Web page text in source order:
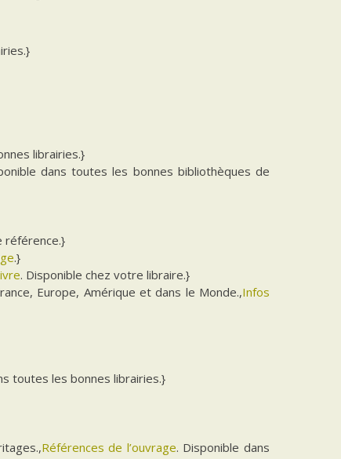
librairies.}
dans toutes les bonnes bibliothèques de
référence.}
.}
. Disponible chez votre libraire.}
Europe, Amérique et dans le Monde.,Infos
toutes les bonnes librairies.}
Références de l’ouvrage. Disponible dans